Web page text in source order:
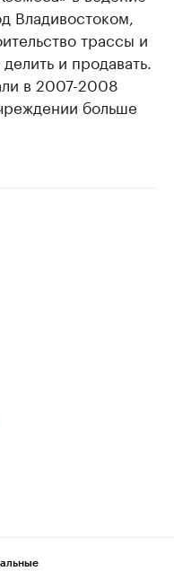
Владивостоком,
трассы и
и продавать.
в 2007-2008
больше